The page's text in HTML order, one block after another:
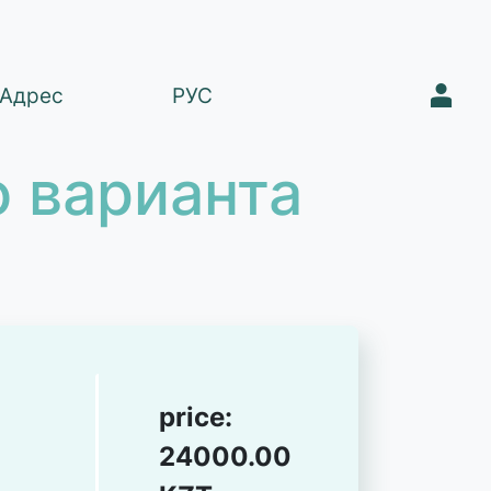
Адрес РУС 1
price:
24000.00